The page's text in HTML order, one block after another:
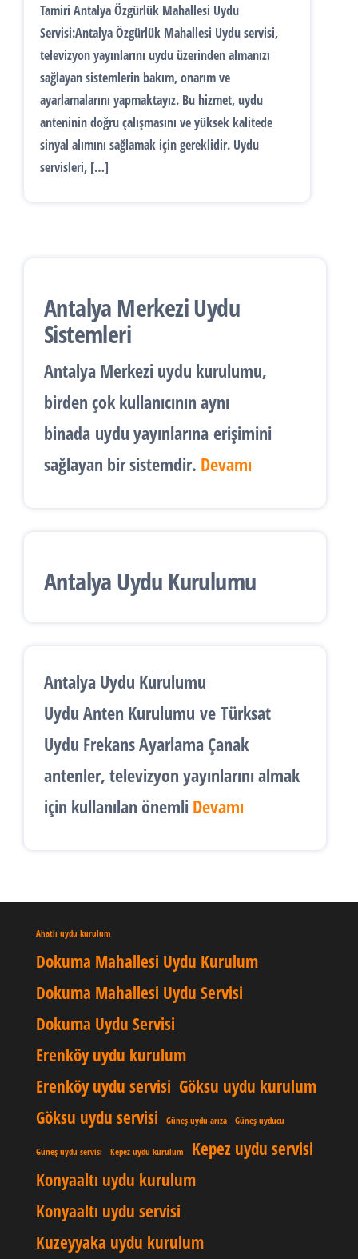
Tamiri Antalya Özgürlük Mahallesi Uydu
Servisi:Antalya Özgürlük Mahallesi Uydu servisi,
televizyon yayınlarını uydu üzerinden almanızı
sağlayan sistemlerin bakım, onarım ve
ayarlamalarını yapmaktayız. Bu hizmet, uydu
anteninin doğru çalışmasını ve yüksek kalitede
sinyal alımını sağlamak için gereklidir. Uydu
servisleri, […]
Antalya Merkezi Uydu
Sistemleri
Antalya Merkezi uydu kurulumu,
birden çok kullanıcının aynı
binada uydu yayınlarına erişimini
sağlayan bir sistemdir. Devamı
Antalya Uydu Kurulumu
Antalya Uydu Kurulumu
Uydu Anten Kurulumu ve Türksat
Uydu Frekans Ayarlama Çanak
antenler, televizyon yayınlarını almak
için kullanılan önemli Devamı
Ahatlı uydu kurulum
Dokuma Mahallesi Uydu Kurulum
Dokuma Mahallesi Uydu Servisi
Dokuma Uydu Servisi
Erenköy uydu kurulum
Erenköy uydu servisi Göksu uydu kurulum
Göksu uydu servisi
Güneş uydu arıza Güneş uyducu
Güneş uydu servisi Kepez uydu kurulum
Kepez uydu servisi
Konyaaltı uydu kurulum
Konyaaltı uydu servisi
Kuzeyyaka uydu kurulum